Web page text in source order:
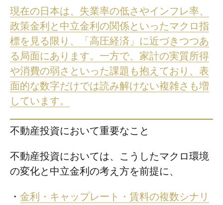
現在の日本は、失業率の低さやインフレ率、
政策金利と中立金利の関係といったマクロ指
標を見る限り、「高圧経済」に近づきつつあ
る局面にあります。一方で、家計の実質所得
や消費の弱さといった課題も抱えており、表
面的な数字だけでは読み解けない複雑さも増
しています。
不動産投資において重要なこと
不動産投資においては、こうしたマクロ環境
の変化と中立金利の考え方を前提に、
・ 金利・キャップレート・賃料の複数シナリ